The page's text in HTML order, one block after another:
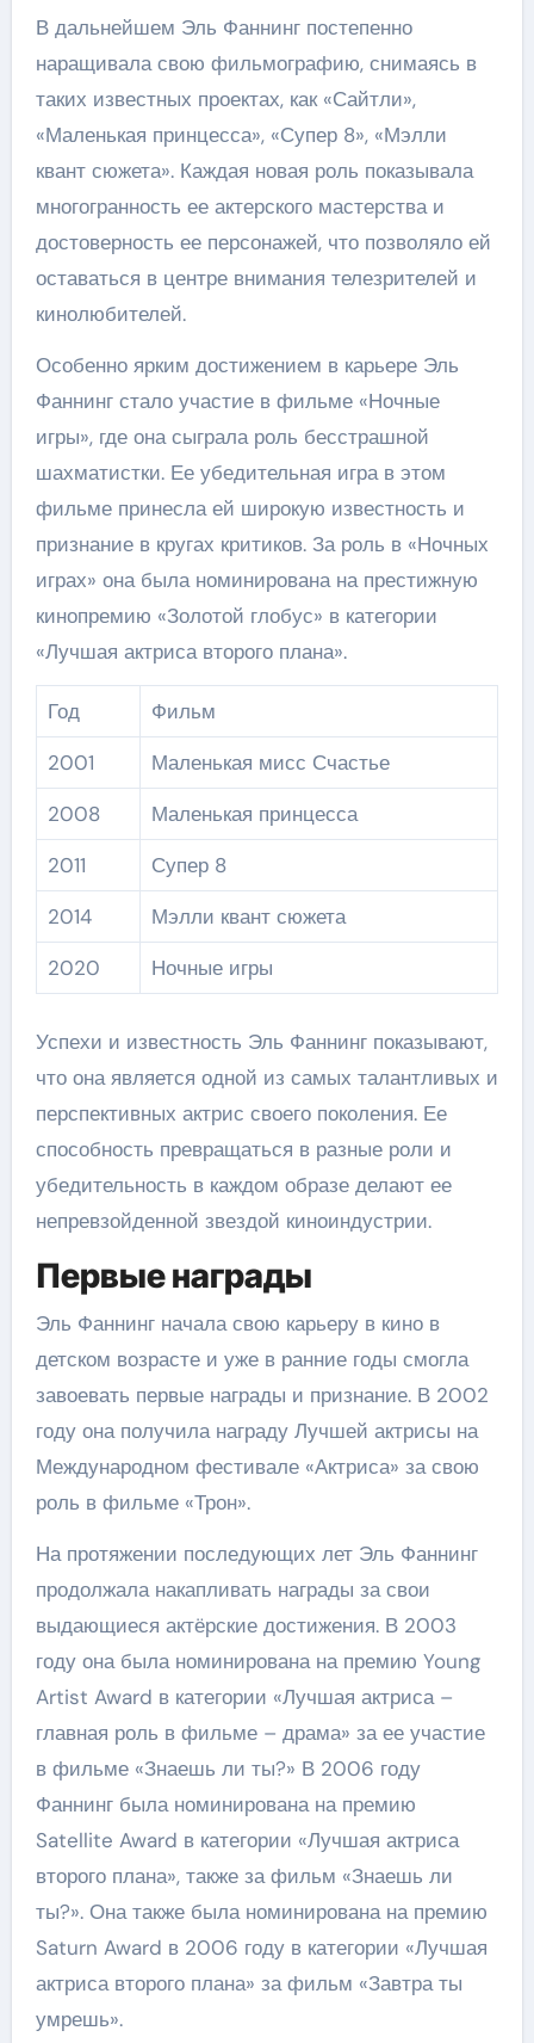
В дальнейшем Эль Фаннинг постепенно
наращивала свою фильмографию, снимаясь в
таких известных проектах, как «Сайтли»,
«Маленькая принцесса», «Супер 8», «Мэлли
квант сюжета». Каждая новая роль показывала
многогранность ее актерского мастерства и
достоверность ее персонажей, что позволяло ей
оставаться в центре внимания телезрителей и
кинолюбителей.
Особенно ярким достижением в карьере Эль
Фаннинг стало участие в фильме «Ночные
игры», где она сыграла роль бесстрашной
шахматистки. Ее убедительная игра в этом
фильме принесла ей широкую известность и
признание в кругах критиков. За роль в «Ночных
играх» она была номинирована на престижную
кинопремию «Золотой глобус» в категории
«Лучшая актриса второго плана».
Год
Фильм
2001
Маленькая мисс Счастье
2008
Маленькая принцесса
2011
Супер 8
2014
Мэлли квант сюжета
2020
Ночные игры
Успехи и известность Эль Фаннинг показывают,
что она является одной из самых талантливых и
перспективных актрис своего поколения. Ее
способность превращаться в разные роли и
убедительность в каждом образе делают ее
непревзойденной звездой киноиндустрии.
Первые награды
Эль Фаннинг начала свою карьеру в кино в
детском возрасте и уже в ранние годы смогла
завоевать первые награды и признание. В 2002
году она получила награду Лучшей актрисы на
Международном фестивале «Актриса» за свою
роль в фильме «Трон».
На протяжении последующих лет Эль Фаннинг
продолжала накапливать награды за свои
выдающиеся актёрские достижения. В 2003
году она была номинирована на премию Young
Artist Award в категории «Лучшая актриса –
главная роль в фильме – драма» за ее участие
в фильме «Знаешь ли ты?» В 2006 году
Фаннинг была номинирована на премию
Satellite Award в категории «Лучшая актриса
второго плана», также за фильм «Знаешь ли
ты?». Она также была номинирована на премию
Saturn Award в 2006 году в категории «Лучшая
актриса второго плана» за фильм «Завтра ты
умрешь».